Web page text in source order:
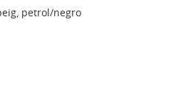
petrol/negro